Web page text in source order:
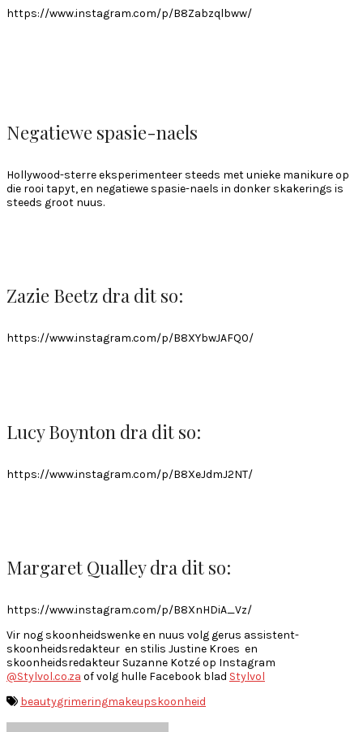
https://www.instagram.com/p/B8Zabzqlbww/
Negatiewe spasie-naels
Hollywood-sterre eksperimenteer steeds met unieke manikure op
die rooi tapyt, en negatiewe spasie-naels in donker skakerings is
steeds groot nuus.
Zazie Beetz dra dit so:
https://www.instagram.com/p/B8XYbwJAFQ0/
Lucy Boynton dra dit so:
https://www.instagram.com/p/B8XeJdmJ2NT/
Margaret Qualley dra dit so:
https://www.instagram.com/p/B8XnHDiA_Vz/
Vir nog skoonheidswenke en nuus volg gerus assistent-
skoonheidsredakteur en stilis Justine Kroes en
skoonheidsredakteur Suzanne Kotzé op Instagram
@Stylvol.co.za of volg hulle Facebook blad Stylvol
beautygrimeringmakeupskoonheid